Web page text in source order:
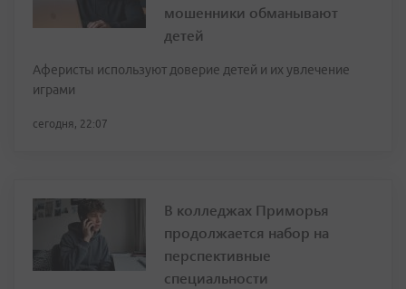
мошенники обманывают
детей
Аферисты используют доверие детей и их увлечение
играми
сегодня, 22:07
В колледжах Приморья
продолжается набор на
перспективные
специальности